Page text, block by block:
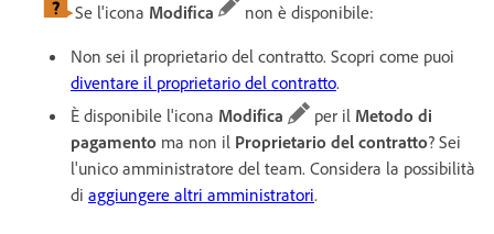
Se l'icona Modifica
non è disponibile:
Non sei il proprietario del contratto. Scopri come puoi
diventare il proprietario del contratto.
È disponibile l'icona Modifica per il Metodo di
pagamento ma non il Proprietario del contratto? Sei
l'unico amministratore del team. Considera la possibilità
di aggiungere altri amministratori.